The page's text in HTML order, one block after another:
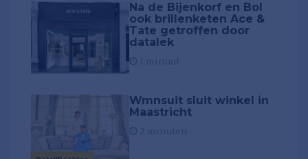
Na de Bijenkorf en Bol
ook brillenketen Ace &
Tate getroffen door
datalek
Wmnsuit sluit winkel in
Maastricht